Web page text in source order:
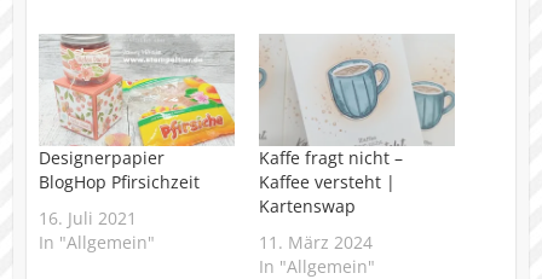
Designerpapier
BlogHop Pfirsichzeit
16. Juli 2021
In "Allgemein"
Kaffe fragt nicht –
Kaffee versteht |
Kartenswap
11. März 2024
In "Allgemein"